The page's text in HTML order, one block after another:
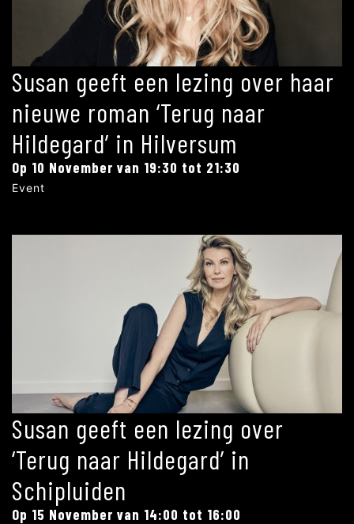
Susan geeft een lezing over haar
nieuwe roman ‘Terug naar
Hildegard’ in Hilversum
Op 10 November van 19:30 tot 21:30
Event
Susan geeft een lezing over
‘Terug naar Hildegard’ in
Schipluiden
Op 15 November van 14:00 tot 16:00